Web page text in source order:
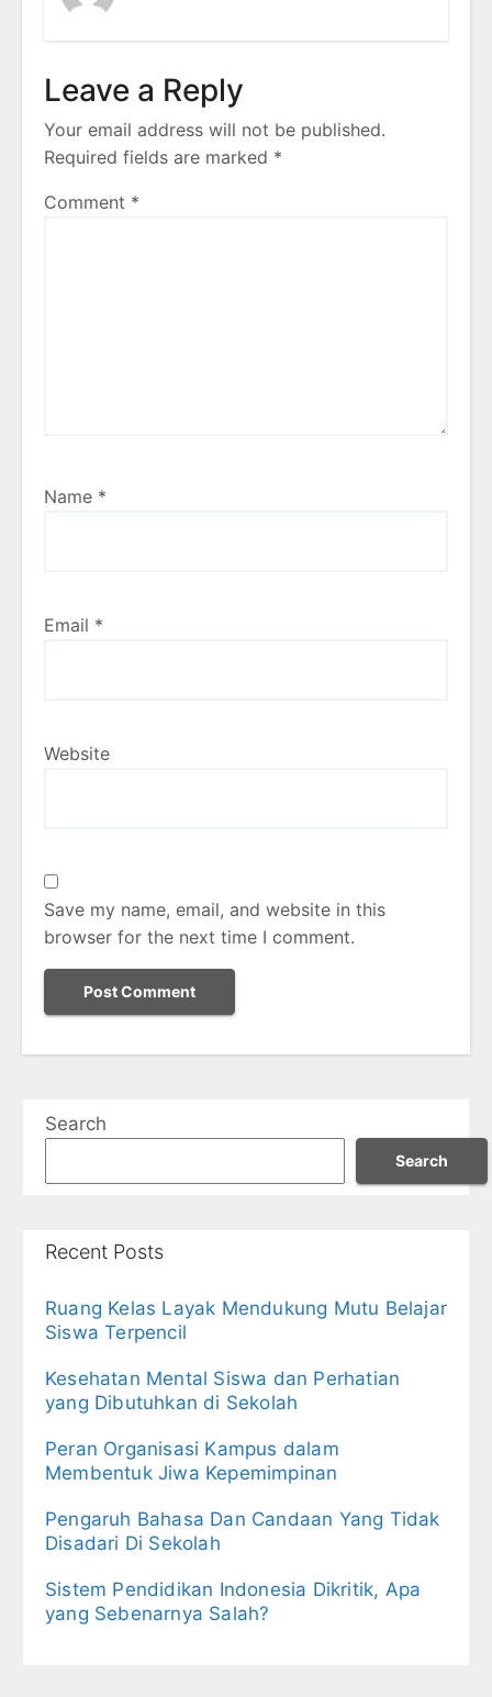
Leave a Reply
Your email address will not be published.
Required fields are marked *
Comment *
Name *
Email *
Website
Save my name, email, and website in this
browser for the next time I comment.
Search
Search
Recent Posts
Ruang Kelas Layak Mendukung Mutu Belajar
Siswa Terpencil
Kesehatan Mental Siswa dan Perhatian
yang Dibutuhkan di Sekolah
Peran Organisasi Kampus dalam
Membentuk Jiwa Kepemimpinan
Pengaruh Bahasa Dan Candaan Yang Tidak
Disadari Di Sekolah
Sistem Pendidikan Indonesia Dikritik, Apa
yang Sebenarnya Salah?